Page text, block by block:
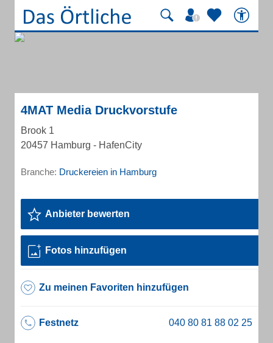
4MAT Media Druckvorstufe
Brook 1
20457 Hamburg - HafenCity
Branche: Druckereien in Hamburg
Anbieter bewerten
Fotos hinzufügen
Zu meinen Favoriten hinzufügen
Festnetz